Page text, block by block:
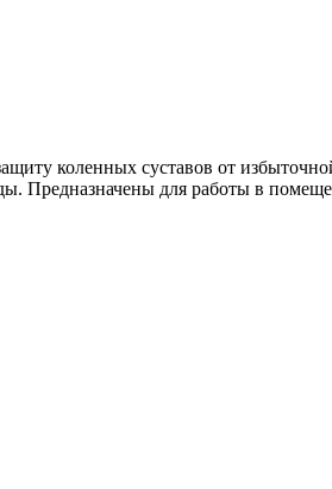
коленных суставов от
Предназначены для работы в